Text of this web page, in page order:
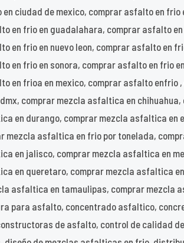
ciudad de mexico, comprar asfalto en
en frio en guadalahara, comprar asfalto
en frio en nuevo leon, comprar asfalto en
en frio en sonora, comprar asfalto en frio
en frioa en mexico, comprar asfalto
comprar mezcla asfaltica en
en durango, comprar mezcla asfaltica en
mezcla asfaltica en frio por tonelada,
en jalisco, comprar mezcla asfaltica en
en queretaro, comprar mezcla asfaltica
asfaltica en tamaulipas, comprar mezcla
para asfalto, concentrado asfaltico,
de asfalto, control de calidad